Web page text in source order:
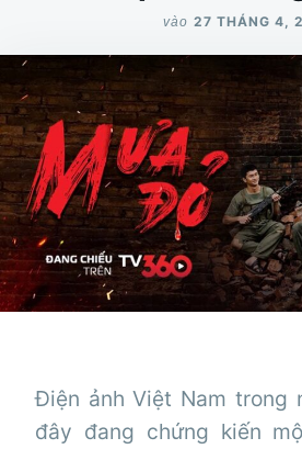
vào 27 THÁNG 4,
Điện ảnh Việt Nam trong
đây đang chứng kiến